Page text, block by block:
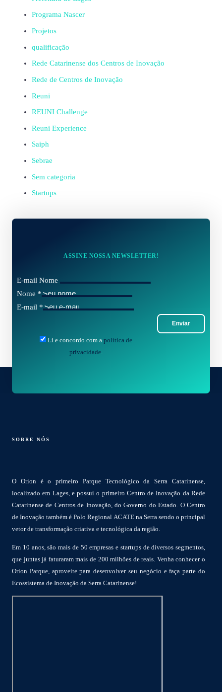
Programa Nascer
Projetos
qualificação
Rede Catarinense dos Centros de Inovação
Rede de Centros de Inovação
Reuni
REUNI Challenge
Reuni Experience
Saiph
Sebrae
Sem categoria
Startups
ASSINE NOSSA NEWSLETTER!
E-mail Nome
Nome *
E-mail *
Enviar
Li e concordo com a política de
privacidade
SOBRE NÓS
O Orion é o primeiro Parque Tecnológico da Serra Catarinense,
localizado em Lages, e possui o primeiro Centro de Inovação da Rede
Catarinense de Centros de Inovação, do Governo do Estado. O Centro
de Inovação também é Polo Regional ACATE na Serra sendo o principal
vetor de transformação criativa e tecnológica da região.
Em 10 anos, são mais de 50 empresas e startups de diversos segmentos,
que juntas já faturaram mais de 200 milhões de reais. Venha conhecer o
Orion Parque, aproveite para desenvolver seu negócio e faça parte do
Ecossistema de Inovação da Serra Catarinense!